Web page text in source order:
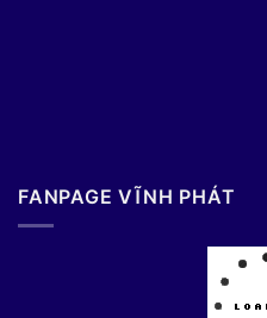
FANPAGE VĨNH PHÁT